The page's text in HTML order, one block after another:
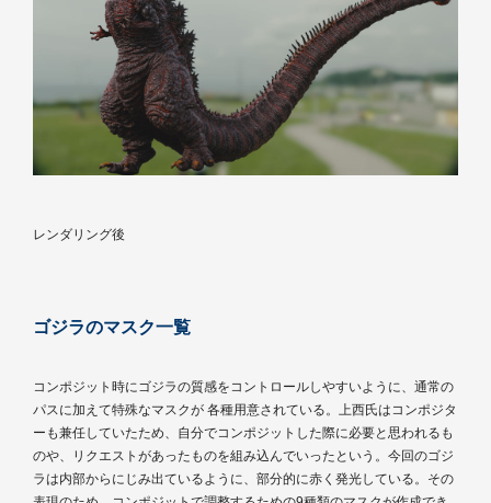
レンダリング後
ゴジラのマスク一覧
コンポジット時にゴジラの質感をコントロールしやすいように、通常の
パスに加えて特殊なマスクが 各種用意されている。上西氏はコンポジタ
ーも兼任していたため、自分でコンポジットした際に必要と思われるも
のや、リクエストがあったものを組み込んでいったという。今回のゴジ
ラは内部からにじみ出ているように、部分的に赤く発光している。その